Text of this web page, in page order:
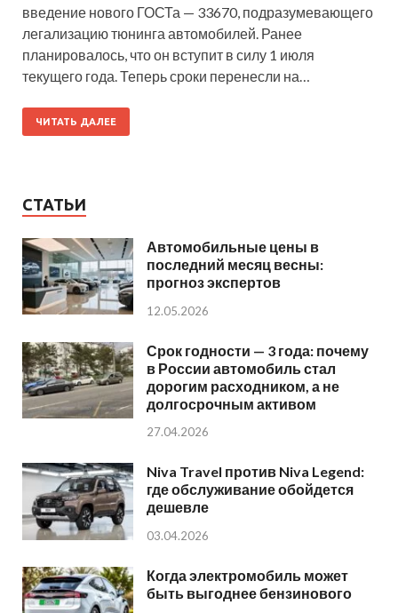
введение нового ГОСТа — 33670, подразумевающего
легализацию тюнинга автомобилей. Ранее
планировалось, что он вступит в силу 1 июля
текущего года. Теперь сроки перенесли на…
ЧИТАТЬ ДАЛЕЕ
СТАТЬИ
Автомобильные цены в
последний месяц весны:
прогноз экспертов
12.05.2026
Срок годности — 3 года: почему
в России автомобиль стал
дорогим расходником, а не
долгосрочным активом
27.04.2026
Niva Travel против Niva Legend:
где обслуживание обойдется
дешевле
03.04.2026
Когда электромобиль может
быть выгоднее бензинового